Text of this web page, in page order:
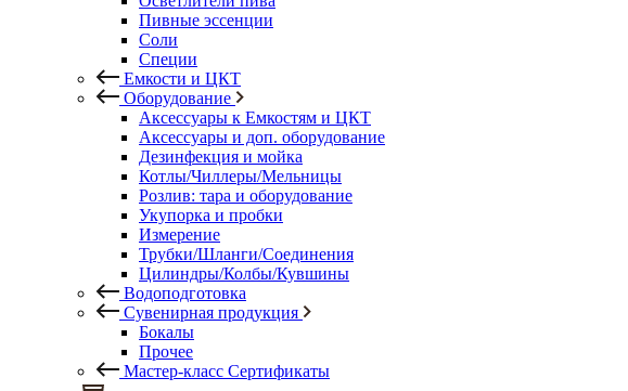
Пивные эссенции
Соли
Специи
Емкости и ЦКТ
Оборудование
Аксессуары к Емкостям и ЦКТ
Аксессуары и доп. оборудование
Дезинфекция и мойка
Котлы/Чиллеры/Мельницы
Розлив: тара и оборудование
Укупорка и пробки
Измерение
Трубки/Шланги/Соединения
Цилиндры/Колбы/Кувшины
Водоподготовка
Сувенирная продукция
Бокалы
Прочее
Мастер-класс Сертификаты